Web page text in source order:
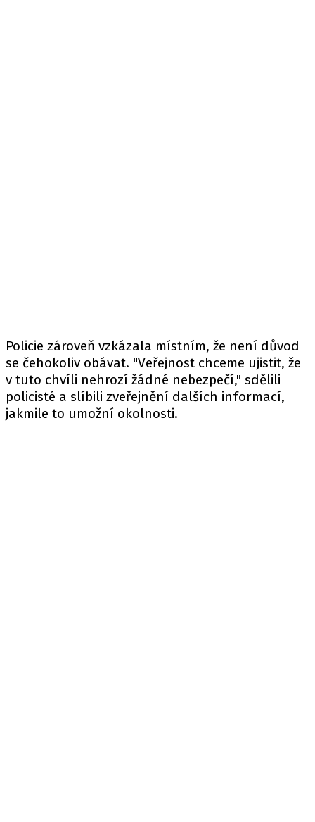
Policie zároveň vzkázala místním, že není důvod
se čehokoliv obávat. "Veřejnost chceme ujistit, že
v tuto chvíli nehrozí žádné nebezpečí," sdělili
policisté a slíbili zveřejnění dalších informací,
jakmile to umožní okolnosti.